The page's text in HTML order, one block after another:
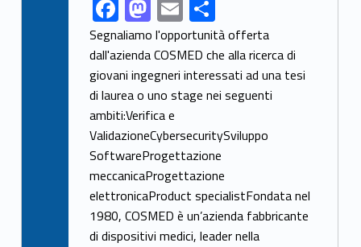
F
ac
e
b
o
o
k
M
as
to
d
o
n
E
m
ai
l
S
h
ar
e
Segnaliamo l'opportunità offerta
dall'azienda COSMED che alla ricerca di
giovani ingegneri interessati ad una tesi
di laurea o uno stage nei seguenti
ambiti:Verifica e
ValidazioneCybersecuritySviluppo
SoftwareProgettazione
meccanicaProgettazione
elettronicaProduct specialistFondata nel
1980, COSMED è un’azienda fabbricante
di dispositivi medici, leader nella